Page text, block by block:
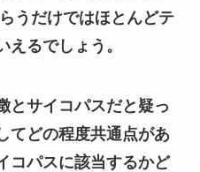
うだけではほとんどテ
るでしょう。
とサイコパスだと疑っ
てどの程度共通点があ
コパスに該当するかど